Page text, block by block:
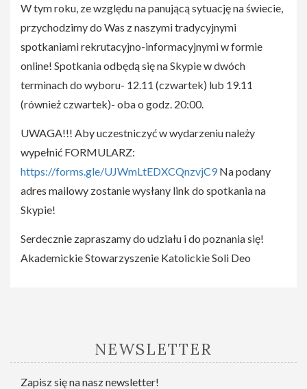
W tym roku, ze względu na panującą sytuację na świecie,
przychodzimy do Was z naszymi tradycyjnymi
spotkaniami rekrutacyjno-informacyjnymi w formie
online! Spotkania odbędą się na Skypie w dwóch
terminach do wyboru- 12.11 (czwartek) lub 19.11
(również czwartek)- oba o godz. 20:00.
UWAGA!!! Aby uczestniczyć w wydarzeniu należy
wypełnić FORMULARZ:
https://forms.gle/UJWmLtEDXCQnzvjC9Na podany
adres mailowy zostanie wysłany link do spotkania na
Skypie!
Serdecznie zapraszamy do udziału i do poznania się!
Akademickie Stowarzyszenie Katolickie Soli Deo
NEWSLETTER
Zapisz się na nasz newsletter!